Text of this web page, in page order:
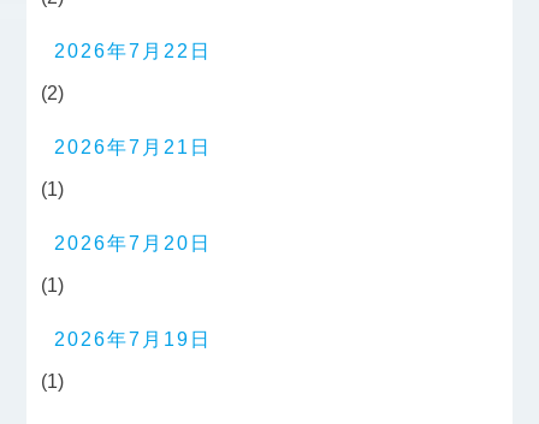
2026年7月22日
(2)
2026年7月21日
(1)
2026年7月20日
(1)
2026年7月19日
(1)